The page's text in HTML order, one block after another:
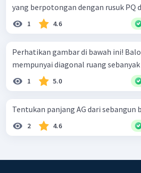
yang berpotongan dengan rusuk PQ
1 4.6
Perhatikan gambar di bawah ini! Balok KLMN.OPQR
mempunyai diagonal ruang sebanyak
1 5.0
Tentukan panjang AG dari sebangun
2 4.6